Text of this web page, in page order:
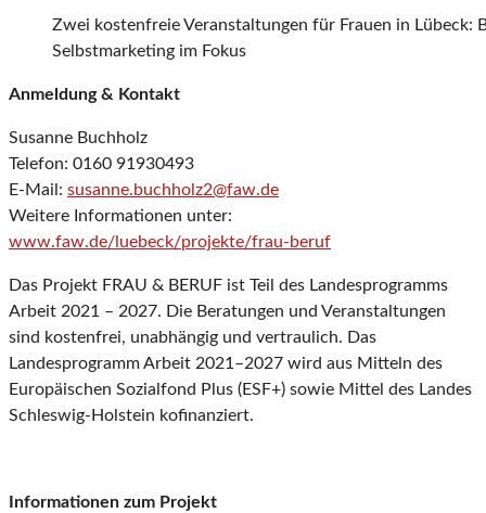
Zwei kostenfreie Veranstaltungen für Frauen in Lübeck:
Selbstmarketing im Fokus
Anmeldung & Kontakt
Susanne Buchholz
Telefon: 0160 91930493
E-Mail: susanne.buchholz2@faw.de
Weitere Informationen unter:
www.faw.de/luebeck/projekte/frau-beruf
Das Projekt FRAU & BERUF ist Teil des Landesprogramms
Arbeit 2021 – 2027. Die Beratungen und Veranstaltungen
sind kostenfrei, unabhängig und vertraulich. Das
Landesprogramm Arbeit 2021–2027 wird aus Mitteln des
Europäischen Sozialfond Plus (ESF+) sowie Mittel des Landes
Schleswig-Holstein kofinanziert.
Informationen zum Projekt